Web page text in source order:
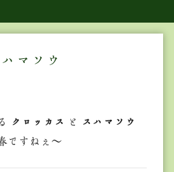
マソウ
クロッカス と
スハマソウ
ですねぇ～